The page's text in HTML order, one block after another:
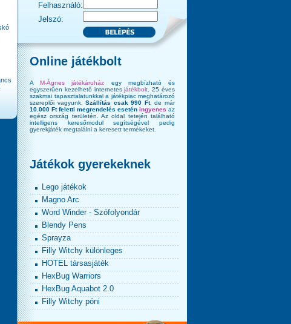
Felhasználó:
Jelszó:
Online játékbolt
AM-Ágnes játékáruház egy megbízható és
egyszerűen kezelhető internetesjátékbolt . 25 éves
szakmai tapasztalatunkkal a játékpiac meghatározó
szereplői vagyunk.Szállítás csak 990 Ft, de már
10.000 Ft feletti megrendelés esetén ingyenes az
egész ország területén. Az oldal tetején található
intelligens keresőmodul segítségével pedig
gyerekjáték megtalálni a keresett termékeket.
Játékok gyerekeknek
Lego játékok
Magno Arc
Word Winder - Szófolyondár
Blendy Pens
Sprayza
Filly Witchy különleges
HOTEL társasjáték
HexBug Warriors
HexBug Aquabot 2.0
Filly Witchy póni